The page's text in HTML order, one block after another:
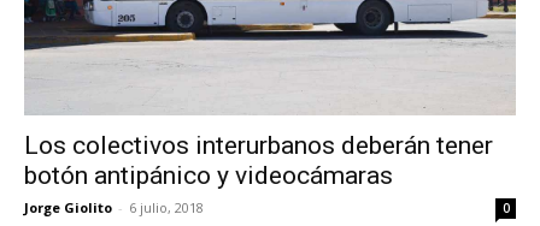
Los colectivos interurbanos deberán tener
botón antipánico y videocámaras
Jorge Giolito - 6 julio, 2018 0